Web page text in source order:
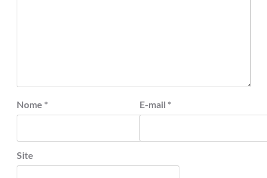
Nome * E-mail *
Site